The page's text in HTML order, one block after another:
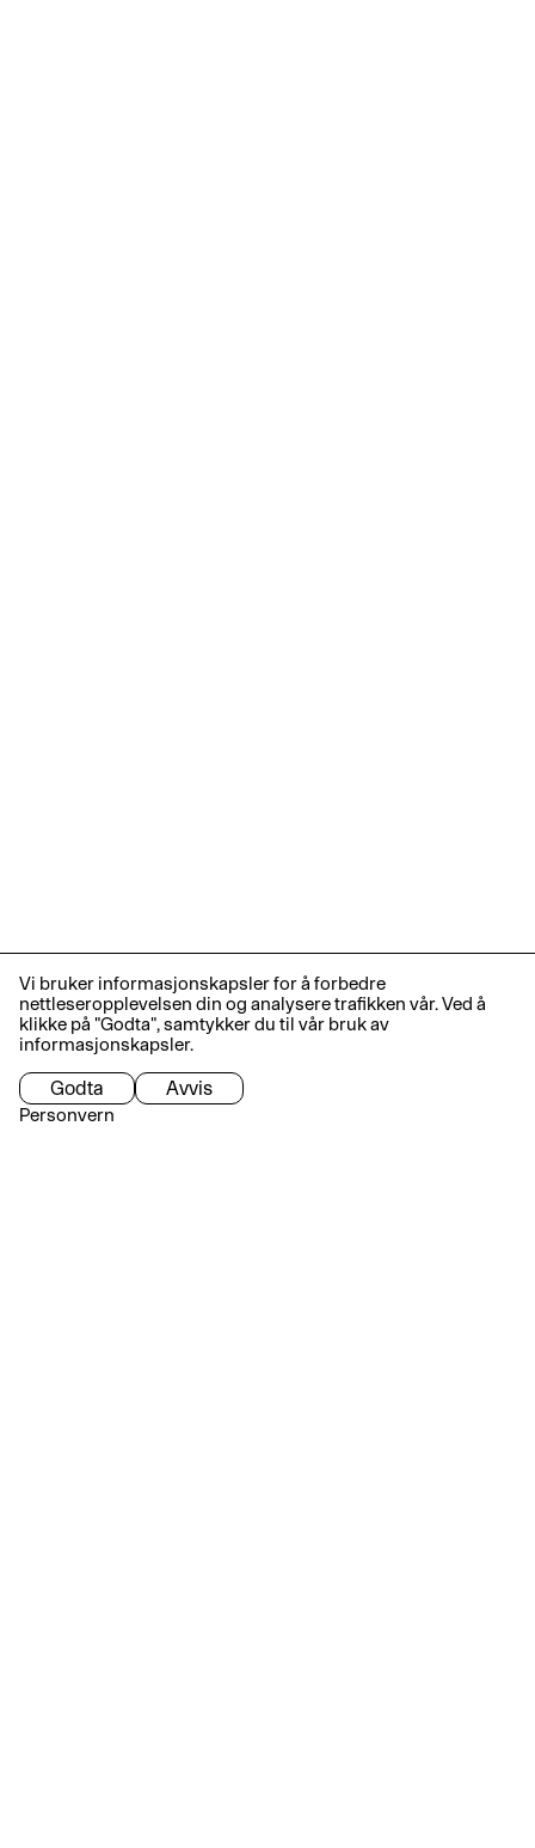
Vi bruker informasjonskapsler for å forbedre
nettleseropplevelsen din og analysere trafikken vår. Ved å
klikke på "Godta", samtykker du til vår bruk av
informasjonskapsler.
Godta Avvis
Personvern